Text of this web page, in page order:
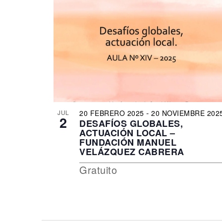
filtered
JUL
2 20 FEBRERO 2025 - 20 NOVIEMBRE
DESAFÍOS GLOBALES,
ACTUACIÓN LOCAL –
FUNDACIÓN MANUEL
VELÁZQUEZ CABRERA
Gratuito